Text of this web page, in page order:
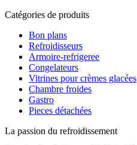
Catégories de produits
Bon plans
Refroidisseurs
Armoire-refrigeree
Congelateurs
Vitrines pour crèmes glacées
Chambre froides
Gastro
Pieces détachées
La passion du refroidissement